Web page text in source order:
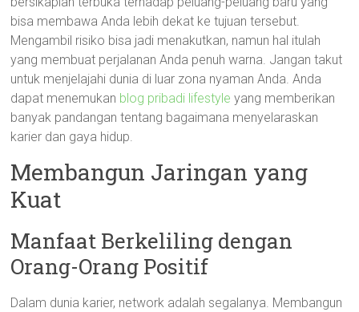
bisa membawa Anda lebih dekat ke tujuan tersebut.
Mengambil risiko bisa jadi menakutkan, namun hal itulah
yang membuat perjalanan Anda penuh warna. Jangan takut
untuk menjelajahi dunia di luar zona nyaman Anda. Anda
dapat menemukan blog pribadi lifestyle yang memberikan
banyak pandangan tentang bagaimana menyelaraskan
karier dan gaya hidup.
Membangun Jaringan yang
Kuat
Manfaat Berkeliling dengan
Orang-Orang Positif
Dalam dunia karier, network adalah segalanya. Membangun